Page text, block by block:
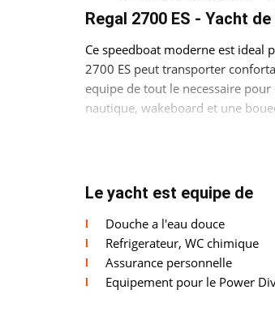
Regal 2700 ES - Yacht
Ce speedboat moderne est ideal
2700 ES peut transporter
equipe de tout le necessaire
nautique, wakeboard et une
Des vacances pour toute
A bord du speedboat Regal 2700
Le yacht est equipe de
Douche a l'eau douce
Refrigerateur, WC chimique
Assurance personnelle
Equipement pour le Power